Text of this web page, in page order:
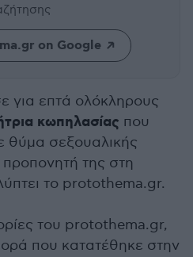
on Google
για επτά ολόκληρους
κωπηλασίας που
θύμα σεξουαλικής
της στη
το protothema.gr.
του protothema.gr,
που κατατέθηκε στην